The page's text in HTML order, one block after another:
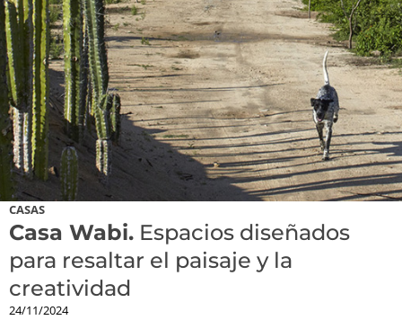
CASAS
Casa Wabi. Espacios diseñados
para resaltar el paisaje y la
creatividad
24/11/2024